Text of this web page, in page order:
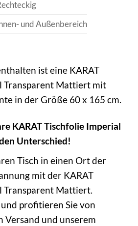
und Außenbereich
ist eine KARAT
Transparent Mattiert mit
in der Größe 60 x 165 cm.
KARAT Tischfolie Imperial
Unterschied!
Tisch in einen Ort der
mit der KARAT
Transparent Mattiert.
profitieren Sie von
Versand und unserem